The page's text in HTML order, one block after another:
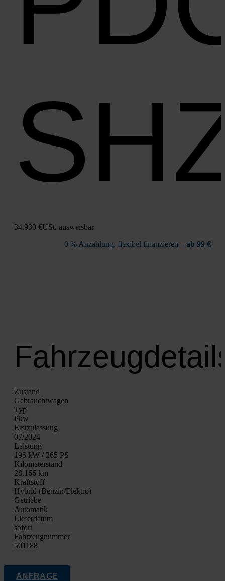
34.930 €USt. aus­weis­bar
0 % Anzah­lung, fle­xi­bel finan­zie­ren – ab 99 €
Zustand
Gebraucht­wa­gen
Typ
Pkw
Erst­zu­las­sung
07/2024
Leis­tung
195 kW / 265 PS
Kilo­me­ter­stand
28.166 km
Kraft­stoff
Hybrid (Benzin/Elektro)
Getrie­be
Auto­ma­tik
Lie­fer­da­tum
sofort
Fahrzeugnummer
501188
ANFRAGE